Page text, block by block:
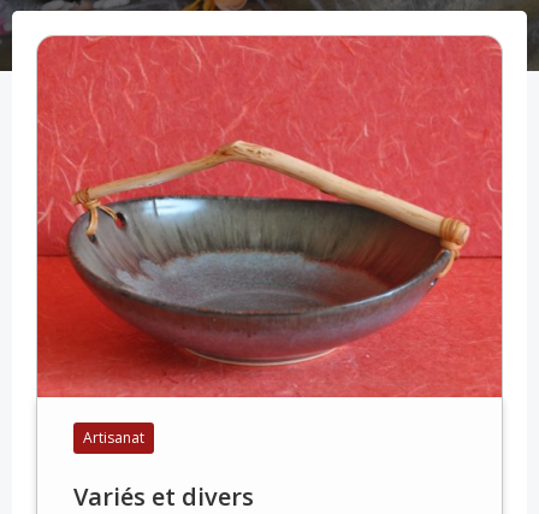
Artisanat
Variés et divers